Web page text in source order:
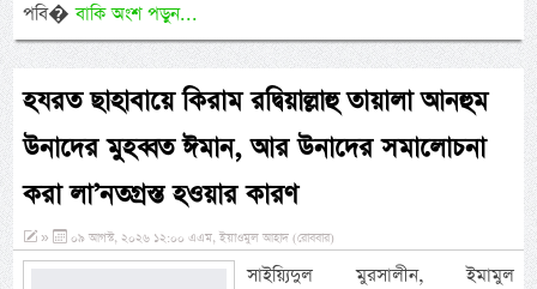
পবি�বাকি অংশ পড়ুন...
হযরত ছাহাবায়ে কিরাম রদ্বিয়াল্লাহু তায়ালা আনহুম
উনাদের মুহব্বত ঈমান, আর উনাদের সমালোচনা
করা লা’নতগ্রস্ত হওয়ার কারণ
» ০৯ আগস্ট, ২০২৬ ১২:০০ এএম, ইয়াওমুল আহাদ (রোববার)
সাইয়্যিদুল মুরসালীন, ইমামুল